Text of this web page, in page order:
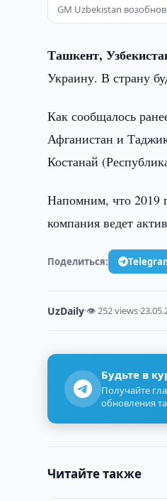
GM Uzbekistan
Ташкент,
Украину. В страну
Как сообщалось
Афганистан и
Костанай
Напомним, что 2019
компания ведет
Поделиться:
UzDaily·👁 252 views·
Будьте в
Получайте
обновления
Читайте также